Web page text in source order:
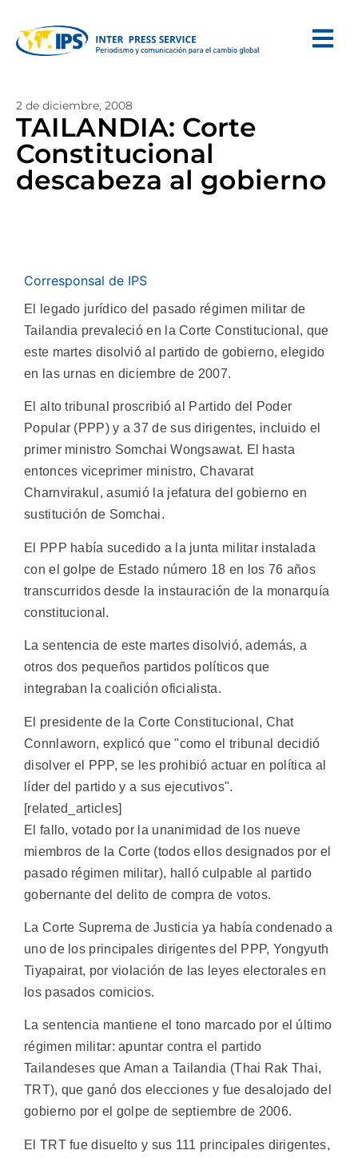
2 de diciembre, 2008
TAILANDIA: Corte
Constitucional
descabeza al gobierno
Corresponsal de IPS
El legado jurídico del pasado régimen militar de
Tailandia prevaleció en la Corte Constitucional, que
este martes disolvió al partido de gobierno, elegido
en las urnas en diciembre de 2007.
El alto tribunal proscribió al Partido del Poder
Popular (PPP) y a 37 de sus dirigentes, incluido el
primer ministro Somchai Wongsawat. El hasta
entonces viceprimer ministro, Chavarat
Charnvirakul, asumió la jefatura del gobierno en
sustitución de Somchai.
El PPP había sucedido a la junta militar instalada
con el golpe de Estado número 18 en los 76 años
transcurridos desde la instauración de la monarquía
constitucional.
La sentencia de este martes disolvió, además, a
otros dos pequeños partidos políticos que
integraban la coalición oficialista.
El presidente de la Corte Constitucional, Chat
Connlaworn, explicó que "como el tribunal decidió
disolver el PPP, se les prohibió actuar en política al
líder del partido y a sus ejecutivos".
[related_articles]
El fallo, votado por la unanimidad de los nueve
miembros de la Corte (todos ellos designados por el
pasado régimen militar), halló culpable al partido
gobernante del delito de compra de votos.
La Corte Suprema de Justicia ya había condenado a
uno de los principales dirigentes del PPP, Yongyuth
Tiyapairat, por violación de las leyes electorales en
los pasados comicios.
La sentencia mantiene el tono marcado por el último
régimen militar: apuntar contra el partido
Tailandeses que Aman a Tailandia (Thai Rak Thai,
TRT), que ganó dos elecciones y fue desalojado del
gobierno por el golpe de septiembre de 2006.
El TRT fue disuelto y sus 111 principales dirigentes,